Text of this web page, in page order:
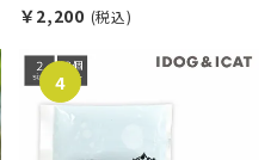
￥2,200 (税込)